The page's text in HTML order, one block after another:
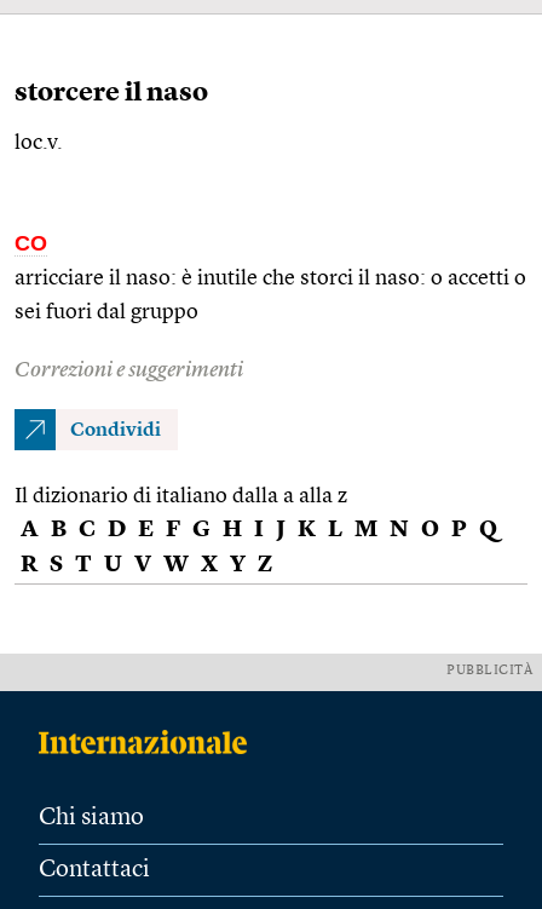
storcere il naso
loc.v.
CO
arricciare il naso: è inutile che storci il naso: o accetti o
sei fuori dal gruppo
Correzioni e suggerimenti
Condividi
Il dizionario di italiano dalla a alla z
A B C D E F G H I J K L M N O P Q
R S T U V W X Y Z
PUBBLICITÀ
Chi siamo
Contattaci